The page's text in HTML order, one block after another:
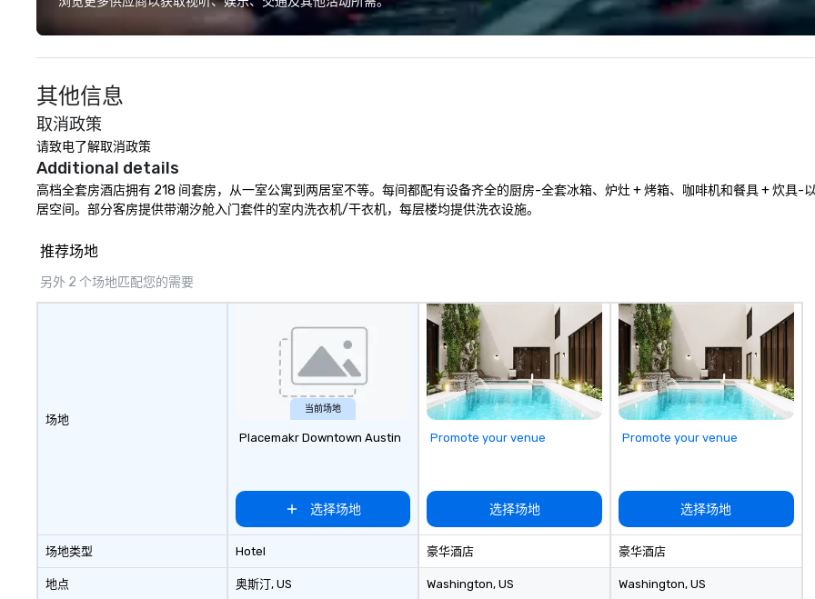
experience seamless from start
to finish. We are also a certified
其他信息
取消政策
请致电了解取消政策
Additional details
高档全套房酒店拥有 218 间套房，从一室公寓到两居室不等。每间都配有设备齐全的厨房-全套冰箱、炉灶 + 烤箱、咖啡机和餐具 + 炊具-
居空间。部分客房提供带潮汐舱入门套件的室内洗衣机/干衣机，每层楼均提供洗衣设施。
推荐场地
另外 2 个场地匹配您的需要
场地
场地类型
地点
当前场地
Placemakr Downtown Austin
选择场地
Hotel
奥斯汀, US
Promote your venue
选择场地
豪华酒店
Washington, US
Promote your venue
选择场地
豪华酒店
Washington, US